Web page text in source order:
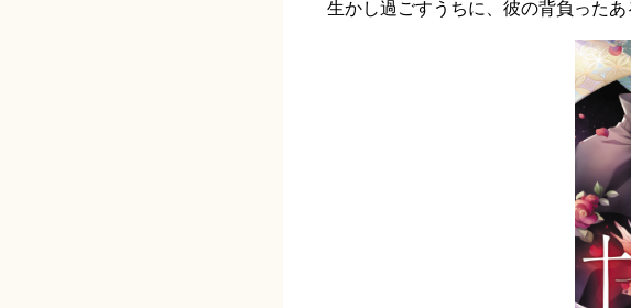
生かし過ごすうちに、彼の背負った